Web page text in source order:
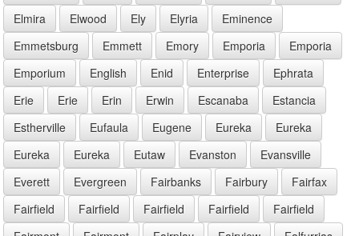
Elmira
Elwood Ely Elyria
Eminence
Emmetsburg
Emmett Emory Emporia
Emporia
Emporium
English Enid Enterprise
Ephrata
Erie
Erie Erin Erwin Escanaba
Estancia
Estherville
Eufaula Eugene Eureka
Eureka
Eureka
Eureka Eutaw Evanston
Evansville
Everett
Evergreen Fairbanks Fairbury
Fairfax
Fairfield
Fairfield Fairfield Fairfield
Fairfield